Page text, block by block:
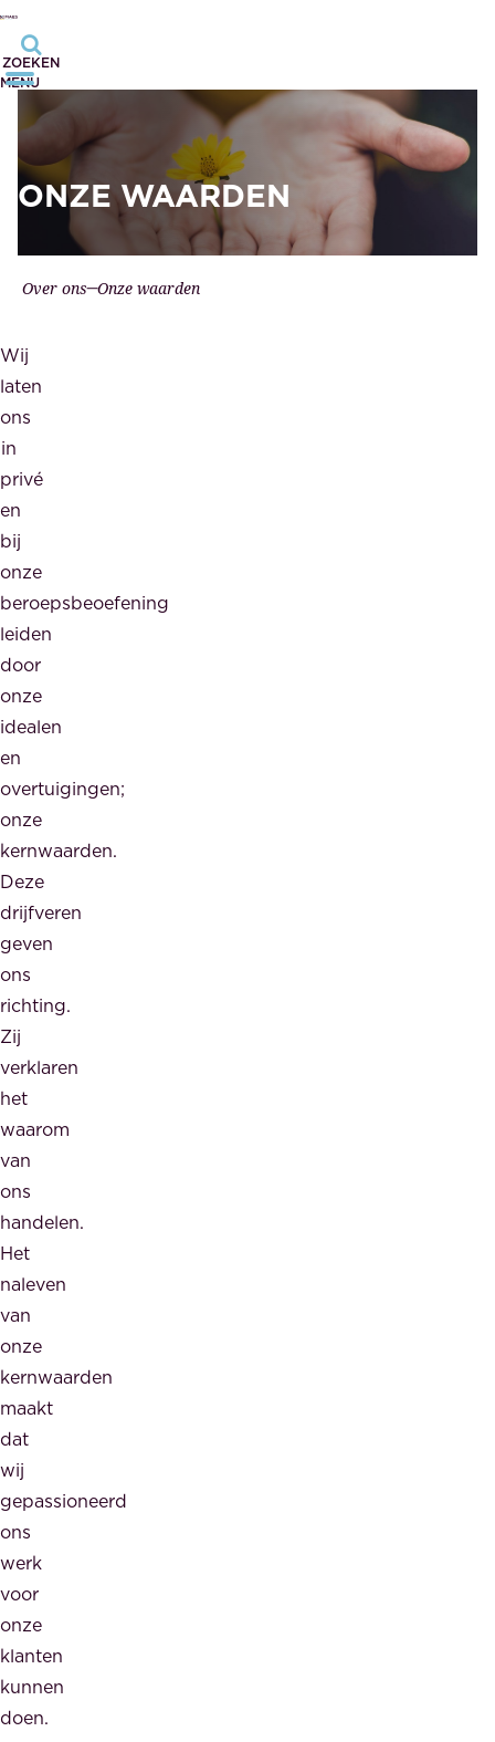
ZOEKEN
MENU
ONZE WAARDEN
Over ons Onze waarden
Wij
laten
ons
in
privé
en
bij
onze
beroepsbeoefening
leiden
door
onze
idealen
en
overtuigingen;
onze
kernwaarden.
Deze
drijfveren
geven
ons
richting.
Zij
verklaren
het
waarom
van
ons
handelen.
Het
naleven
van
onze
kernwaarden
maakt
dat
wij
gepassioneerd
ons
werk
voor
onze
klanten
kunnen
doen.